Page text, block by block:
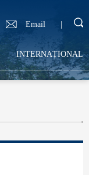
Email |
INTERNAȚIONAL